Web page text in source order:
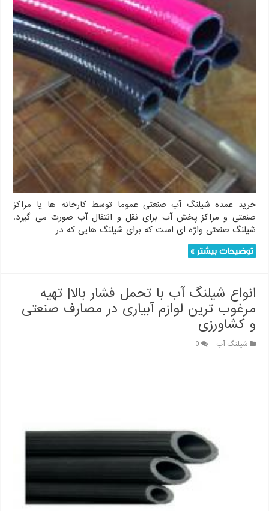
خرید عمده شیلنگ آب صنعتی عموما توسط کارخانه ها یا مراکز
صنعتی و مراکز پخش آب برای نقل و انتقال آب صورت می گیرد.
شیلنگ صنعتی واژه ای است که برای شیلنگ هایی که در
توضیحات بیشتر »
انواع شیلنگ آب با تحمل فشار بالا| تهیه
مرغوب ترین لوازم آبیاری در مصارف صنعتی
و کشاورزی
شیلنگ آب 0